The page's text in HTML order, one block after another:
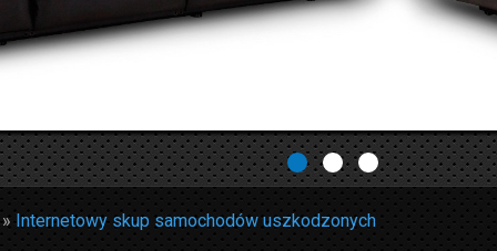
»Internetowy skup samochodów uszkodzonych